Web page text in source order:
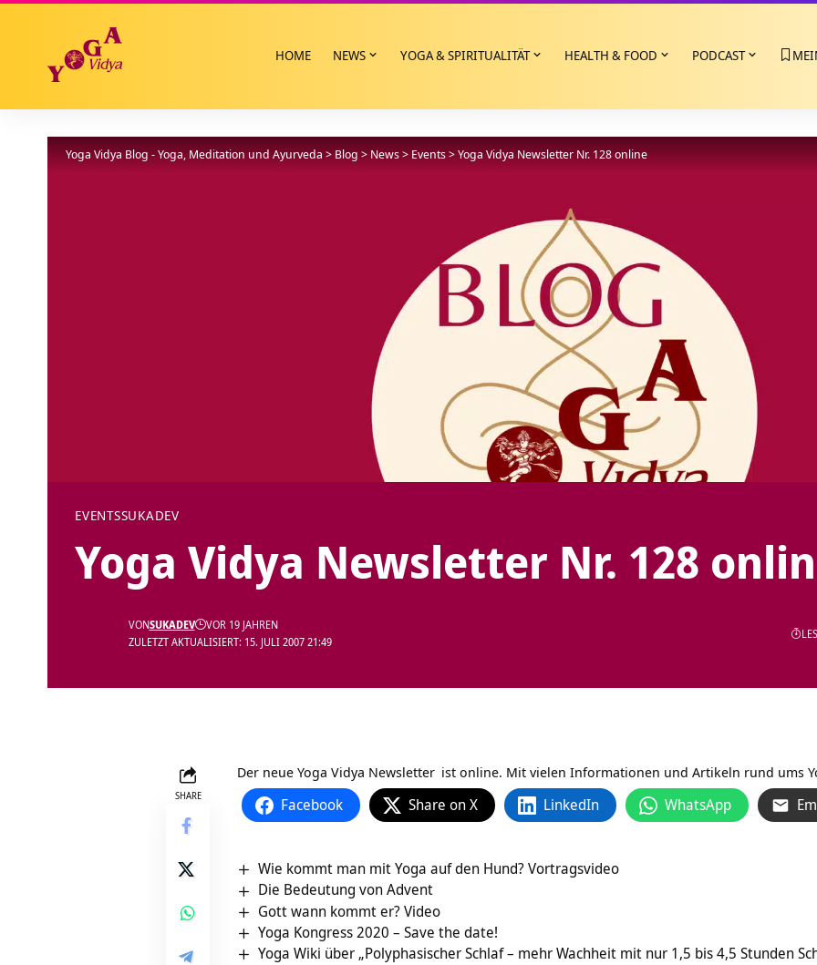
HOME NEWS YOGA & SPIRITUALITÄT HEALTH & FOOD PODCAST
Yoga Vidya Blog - Yoga, Meditation und Ayurveda > Blog > News> Events>Yoga Vidya Newsletter Nr. 128 online
EVENTSSUKADEV
Yoga Vidya Newsletter Nr. 128
ZULETZT AKTUALISIERT: 15. JULI 2007 21:49
VONSUKADEV VOR 19 JAHREN
SHARE
Der neue Yoga Vidya Newsletter ist online. Mit vielen Informationen und Artikeln rund ums
Facebook Share on X LinkedIn WhatsApp
Wie kommt man mit Yoga auf den Hund? Vortragsvideo
Die Bedeutung von Advent
Gott wann kommt er? Video
Yoga Kongress 2020 – Save the date!
Yoga Wiki über „Polyphasischer Schlaf – mehr Wachheit mit nur 1,5 bis 4,5 Stunden